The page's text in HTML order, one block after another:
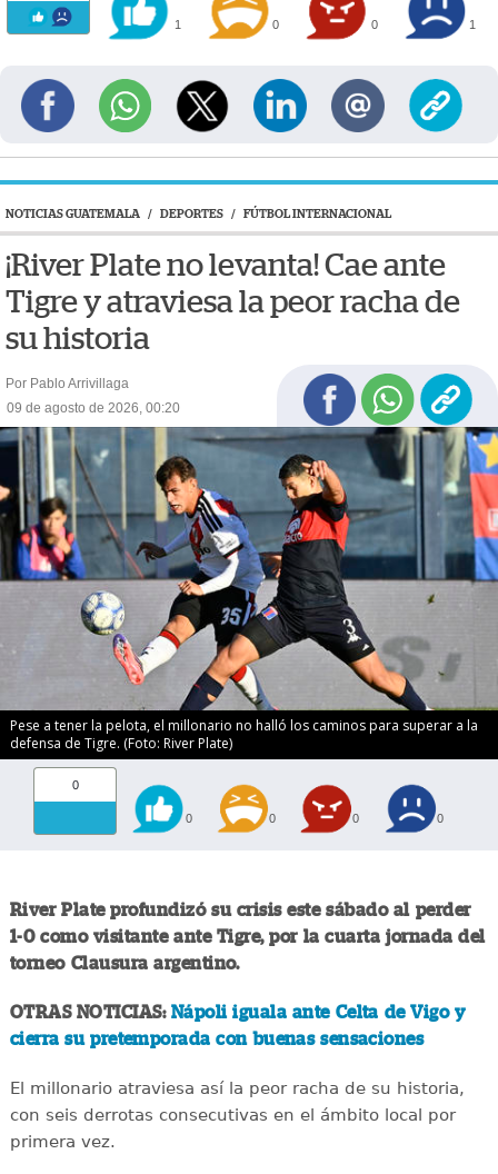
1 0 0 1
NOTICIAS GUATEMALA / DEPORTES / FÚTBOL INTERNACIONAL
¡River Plate no levanta! Cae ante
Tigre y atraviesa la peor racha de
su historia
Por Pablo Arrivillaga
09 de agosto de 2026, 00:20
Pese a tener la pelota, el millonario no halló los caminos para superar a la
defensa de Tigre. (Foto: River Plate)
0
0 0 0 0
River Plate profundizó su crisis este sábado al perder
1-0 como visitante ante Tigre, por la cuarta jornada del
torneo Clausura argentino.
OTRAS NOTICIAS: Nápoli iguala ante Celta de Vigo y
cierra su pretemporada con buenas sensaciones
El millonario atraviesa así la peor racha de su historia,
con seis derrotas consecutivas en el ámbito local por
primera vez.